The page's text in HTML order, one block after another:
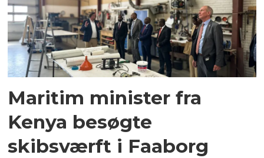
Maritim minister fra
Kenya besøgte
skibsværft i Faaborg